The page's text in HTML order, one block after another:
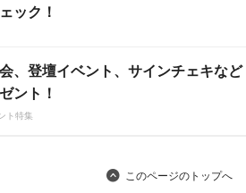
ック！
、登壇イベント、サインチェキなど
ント！
ト特集
このページのトップへ